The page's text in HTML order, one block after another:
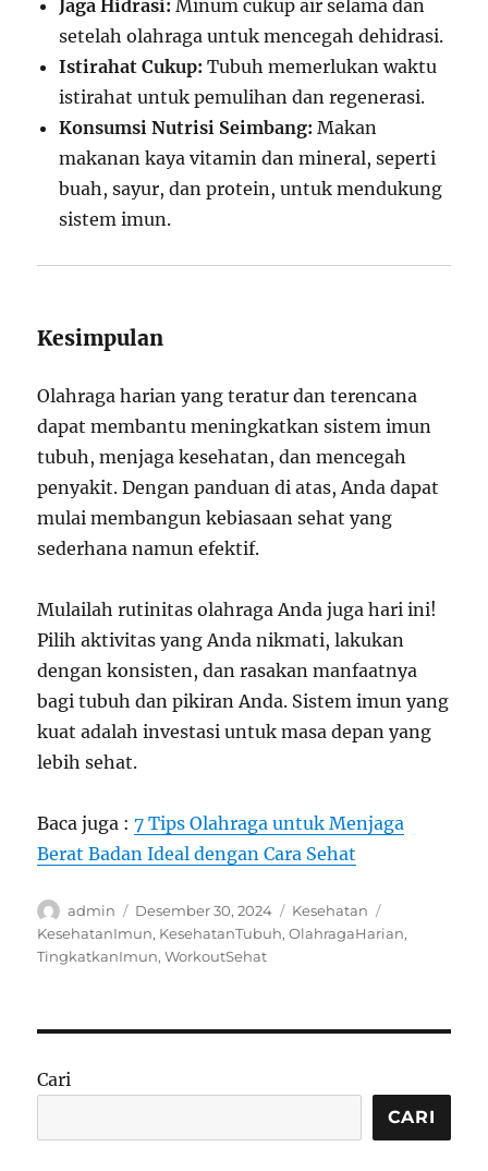
Jaga Hidrasi: Minum cukup air selama dan
setelah olahraga untuk mencegah dehidrasi.
Istirahat Cukup: Tubuh memerlukan waktu
istirahat untuk pemulihan dan regenerasi.
Konsumsi Nutrisi Seimbang: Makan
makanan kaya vitamin dan mineral, seperti
buah, sayur, dan protein, untuk mendukung
sistem imun.
Kesimpulan
Olahraga harian yang teratur dan terencana
dapat membantu meningkatkan sistem imun
tubuh, menjaga kesehatan, dan mencegah
penyakit. Dengan panduan di atas, Anda dapat
mulai membangun kebiasaan sehat yang
sederhana namun efektif.
Mulailah rutinitas olahraga Anda juga hari ini!
Pilih aktivitas yang Anda nikmati, lakukan
dengan konsisten, dan rasakan manfaatnya
bagi tubuh dan pikiran Anda. Sistem imun yang
kuat adalah investasi untuk masa depan yang
lebih sehat.
Baca juga :7 Tips Olahraga untuk Menjaga
Berat Badan Ideal dengan Cara Sehat
Author
admin
Posted
on
Desember 30, 2024 Categories
Kesehatan
KesehatanImun, KesehatanTubuh,OlahragaHarian,
TingkatkanImun,WorkoutSehat
Cari
CARI